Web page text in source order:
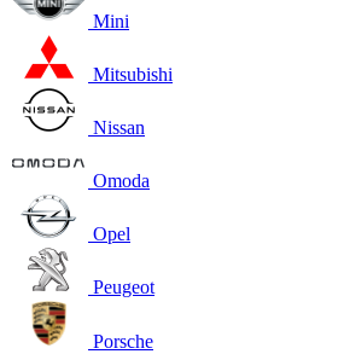
Mini
Mitsubishi
Nissan
Omoda
Opel
Peugeot
Porsche